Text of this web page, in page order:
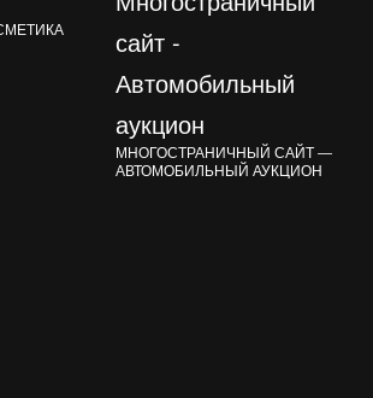
МНОГОСТРАНИЧНЫЙ САЙТ —
АВТОМОБИЛЬНЫЙ АУКЦИОН